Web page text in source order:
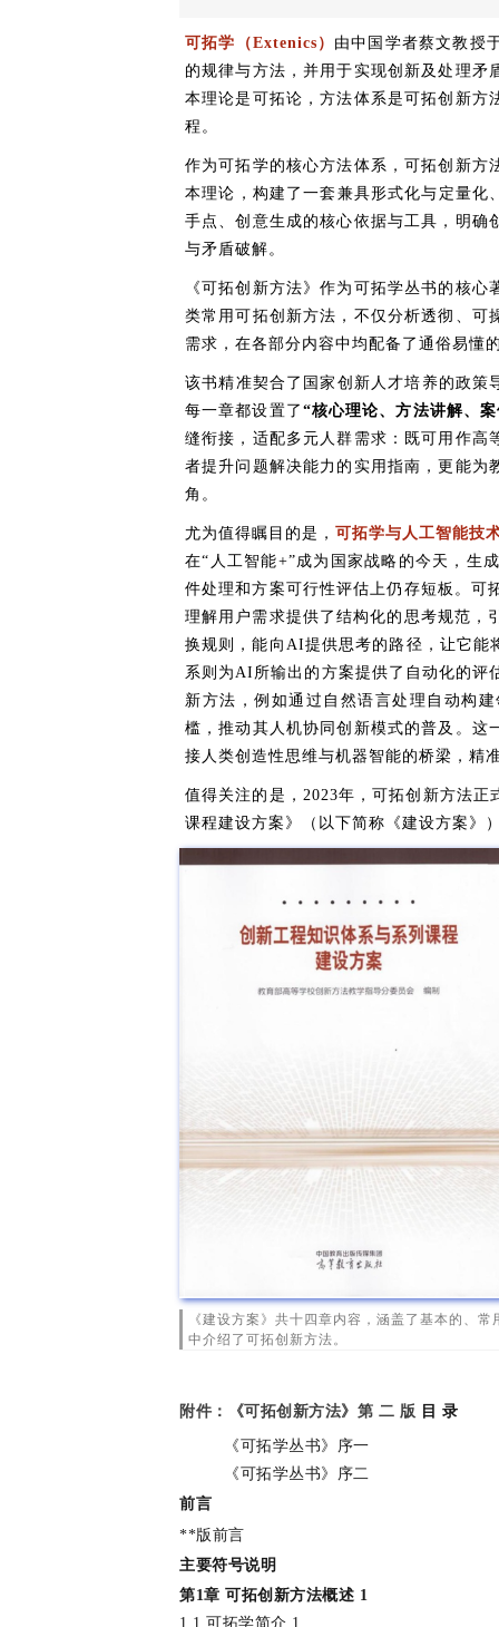
可拓学（Extenics） 由中国学者蔡文教授
的规律与方法，并用于实现创新及处理
本理论是可拓论，方法体系是可拓创新方
程。
作为可拓学的核心方法体系，可拓创新方
本理论，构建了一套兼具形式化与定量
手点、创意生成的核心依据与工具，明确
与矛盾破解。
《可拓创新方法》作为可拓学丛书的核
类常用可拓创新方法，不仅分析透彻、可
需求，在各部分内容中均配备了通俗易懂
该书精准契合了国家创新人才培养的政策
每一章都设置了 “核心理论、方法讲解、
缝衔接，适配多元人群需求：既可用作高
者提升问题解决能力的实用指南，更能为
角。
尤为值得瞩目的是，可拓学与人工智能技
在“人工智能+”成为国家战略的今天，生
件处理和方案可行性评估上仍存短板。
理解用户需求提供了结构化的思考规范
换规则，能向AI提供思考的路径，让它能
系则为AI所输出的方案提供了自动化的
新方法，例如通过自然语言处理自动构
槛，推动其人机协同创新模式的普及。这
接人类创造性思维与机器智能的桥梁，精
值得关注的是，2023年，可拓创新方法
课程建设方案》（以下简称《建设方案》
《建设方案》共十四章内容，涵盖了基本的、
中介绍了可拓创新方法。
附件：《可拓创新方法》第 二 版 目 录
《可拓学丛书》序一
《可拓学丛书》序二
前言
**版前言
主要符号说明
第1章 可拓创新方法概述 1
1.1 可拓学简介 1